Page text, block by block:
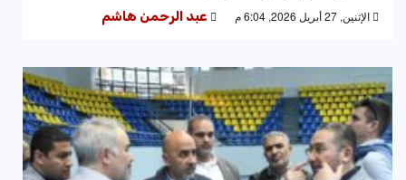
الإثنين, 27 أبريل 2026, 6:04 م عبد الرحمن هاشم